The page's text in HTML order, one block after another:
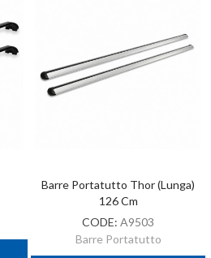
Barre Portatutto Thor (lunga)
126 Cm
CODE: A9503
Barre Portatutto